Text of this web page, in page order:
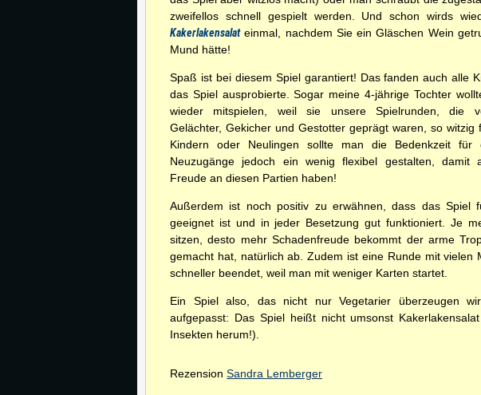
zweifellos schnell gespielt werden. Und schon wirds
Kakerlakensalateinmal, nachdem Sie ein Gläschen Wein
Mund hätte!
Spaß ist bei diesem Spiel garantiert! Das fanden auch alle
das Spiel ausprobierte. Sogar meine 4-jährige Tochter
wieder mitspielen, weil sie unsere Spielrunden, die
Gelächter, Gekicher und Gestotter geprägt waren, so witzig
Kindern oder Neulingen sollte man die Bedenkzeit für
Neuzugänge jedoch ein wenig flexibel gestalten, damit
Freude an diesen Partien haben!
Außerdem ist noch positiv zu erwähnen, dass das Spiel
geeignet ist und in jeder Besetzung gut funktioniert. Je
sitzen, desto mehr Schadenfreude bekommt der arme
gemacht hat, natürlich ab. Zudem ist eine Runde mit vielen
schneller beendet, weil man mit weniger Karten startet.
Ein Spiel also, das nicht nur Vegetarier überzeugen
aufgepasst: Das Spiel heißt nicht umsonst
Insekten herum!).
Rezension Sandra Lemberger